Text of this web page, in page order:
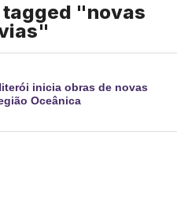
tagged "novas
inicia obras de novas
Oceânica